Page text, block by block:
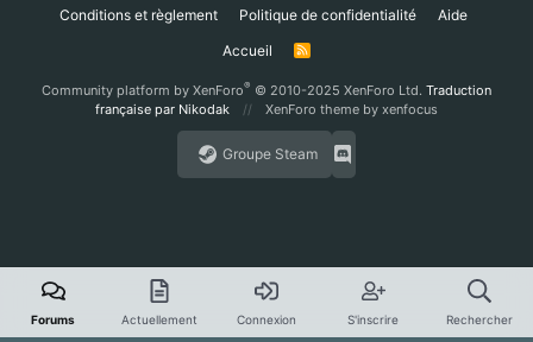
Conditions et règlement
Politique de confidentialité
Aide
Accueil
R
Community platform by XenForo® © 2010-2025 XenForo Ltd. Traduction
française par Nikodak
XenForo theme by xenfocus
Groupe Steam
Forums Actuellement Connexion S'inscrire Rechercher